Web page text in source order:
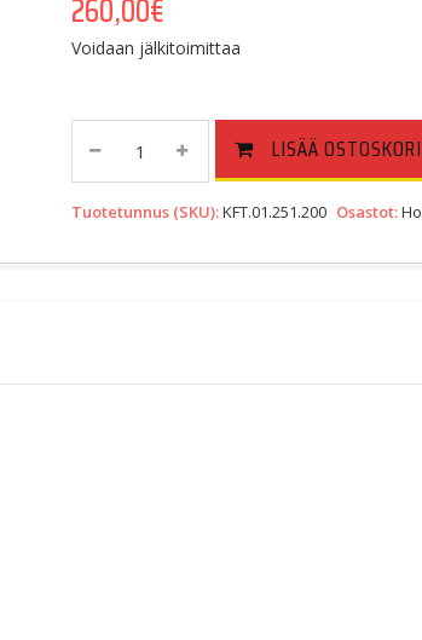
260,00€
Voidaan jälkitoimittaa
Lock
Sivutelinesarja
LISÄÄ
Tuotetunnus (SKU):KFT.01.251.200 Osastot: